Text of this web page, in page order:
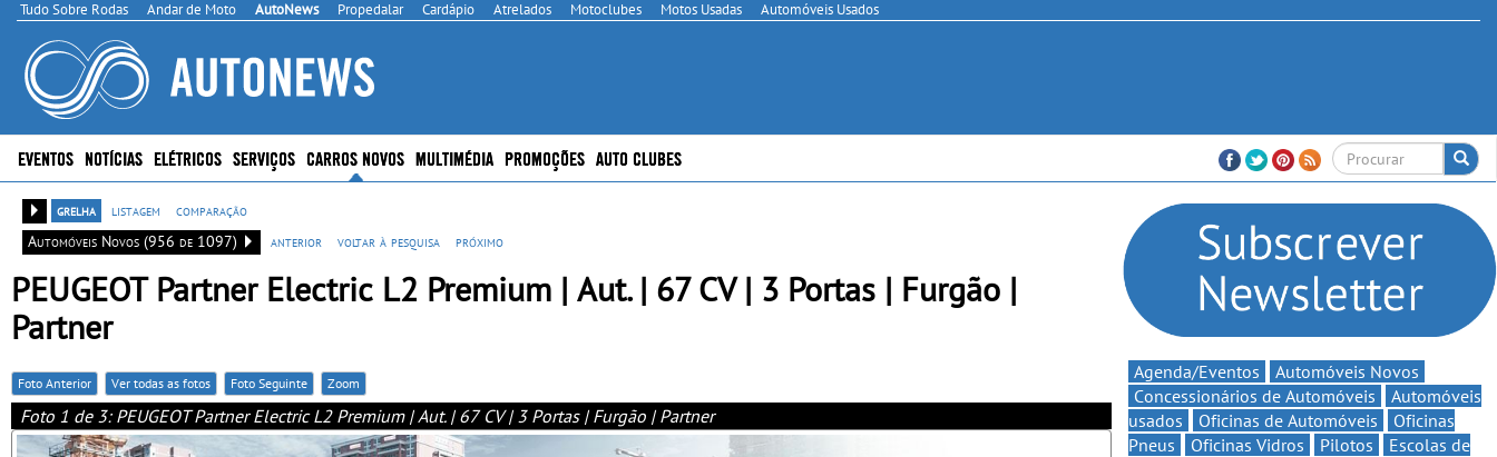
Tudo Sobre Rodas Andar de Moto AutoNews Propedalar Cardápio Atrelados Motoclubes Motos Usadas Automóveis Usados
EVENTOS NOTÍCIAS ELÉTRICOS SERVIÇOS CARROS NOVOS MULTIMÉDIA PROMOÇÕES AUTO CLUBES
grelha listagem
comparação
Automóveis Novos (956 de 1097)
anterior voltar à pesquisa próximo
PEUGEOT Partner Electric L2 Premium | Aut. | 67 CV | 3 Portas | Furgão |
Partner
Foto Anterior Ver todas as fotos Foto Seguinte Zoom
Foto 1 de 3: PEUGEOT Partner Electric L2 Premium | Aut. | 67 CV | 3 Portas | Furgão | Partner
Agenda/Eventos
Automóveis Novos
Concessionários de Automóveis
Automóveis
usados
Oficinas de Automóveis
Oficinas
Pneus
Oficinas Vidros Pilotos
Escolas de